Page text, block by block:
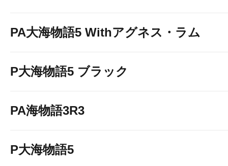
PA大海物語5 Withアグネス・ラム
P大海物語5 ブラック
PA海物語3R3
P大海物語5